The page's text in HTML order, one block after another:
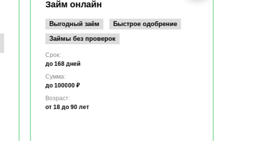
Займ онлайн
Выгодный заём
Быстрое одобрение
Займы без проверок
Срок:
до 168 дней
Сумма:
до 100000 ₽
Возраст:
от 18 до 90 лет